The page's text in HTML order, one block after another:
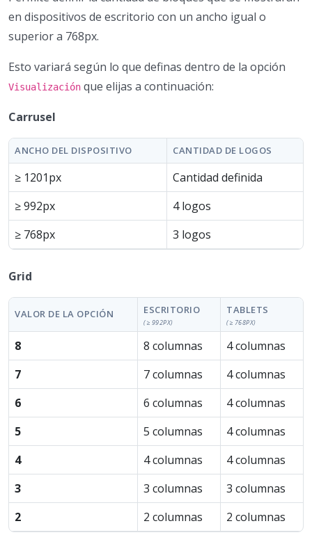
en dispositivos de escritorio con un ancho igual o
superior a 768px.
Esto variará según lo que definas dentro de la opción
Visualización que elijas a continuación:
Carrusel
ANCHO DEL DISPOSITIVO CANTIDAD DE LOGOS
≥ 1201px
Cantidad definida
≥ 992px
4 logos
≥ 768px
3 logos
Grid
VALOR DE LA OPCIÓN ESCRITORIO
(≥ 992PX)
TABLETS
(≥ 768PX)
8 8 columnas
4 columnas
7
7 columnas
4 columnas
6
6 columnas
4 columnas
5
5 columnas
4 columnas
4
4 columnas
4 columnas
3
3 columnas
3 columnas
2
2 columnas 2 columnas